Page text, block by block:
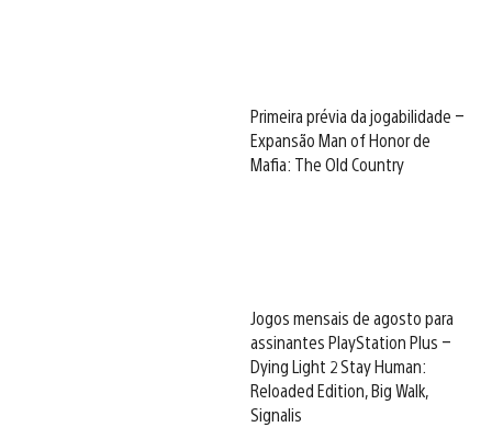
Primeira prévia da jogabilidade –
Expansão Man of Honor de
Mafia: The Old Country
Jogos mensais de agosto para
assinantes PlayStation Plus –
Dying Light 2 Stay Human:
Reloaded Edition, Big Walk,
Signalis